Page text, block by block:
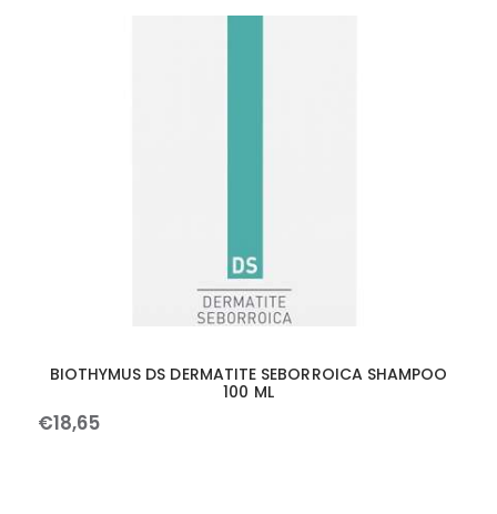
BIOTHYMUS DS DERMATITE SEBORROICA SHAMPOO
100 ML
€18,65